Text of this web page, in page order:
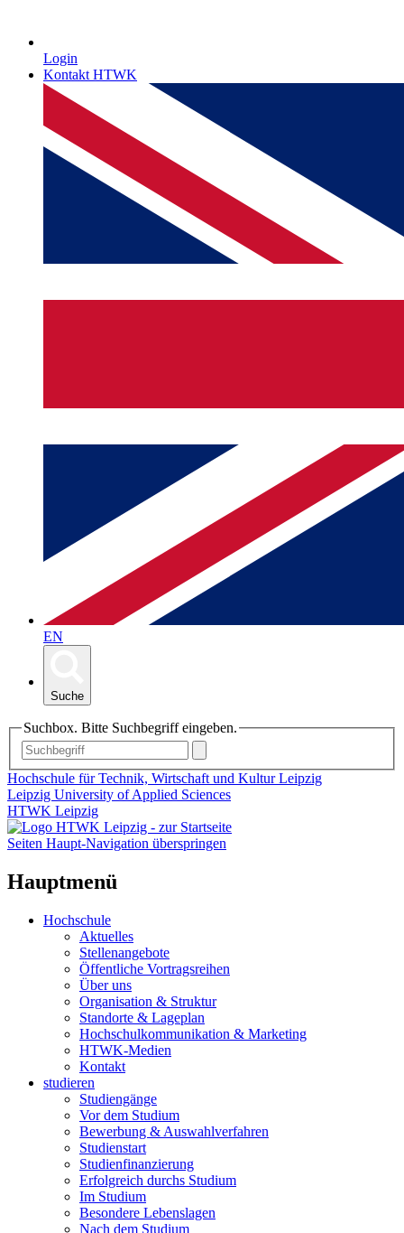
Login
Kontakt HTWK
EN
Suche
Suchbox. Bitte Suchbegriff eingeben.
Hochschule für Technik, Wirtschaft und Kultur Leipzig
Leipzig University of Applied Sciences
HTWK Leipzig
Seiten Haupt-Navigation überspringen
Hauptmenü
Hochschule
Aktuelles
Stellenangebote
Öffentliche Vortragsreihen
Über uns
Organisation & Struktur
Standorte & Lageplan
Hochschulkommunikation & Marketing
HTWK-Medien
Kontakt
studieren
Studiengänge
Vor dem Studium
Bewerbung & Auswahlverfahren
Studienstart
Studienfinanzierung
Erfolgreich durchs Studium
Im Studium
Besondere Lebenslagen
Nach dem Studium